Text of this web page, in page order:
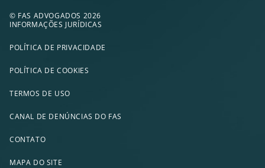
© FAS ADVOGADOS 2026
INFORMAÇÕES JURÍDICAS
POLÍTICA DE PRIVACIDADE
POLÍTICA DE COOKIES
TERMOS DE USO
CANAL DE DENÚNCIAS DO FAS
CONTATO
MAPA DO SITE